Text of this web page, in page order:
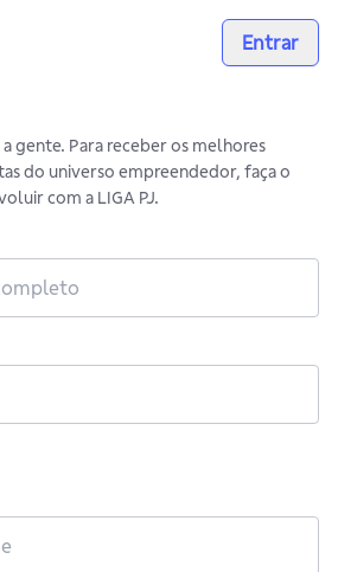
Entrar
gente. Para receber os melhores
do universo empreendedor, faça o
com a LIGA PJ.